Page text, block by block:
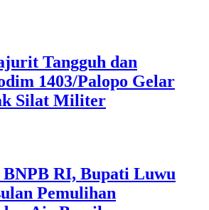
Tangguh dan
1403/Palopo Gelar
Silat Militer
RI, Bupati Luwu
Pemulihan